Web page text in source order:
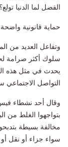
الفصل لما الدنيا
حماية قانونية واضحة
وتفاعل العديد من
سلوك أكثر صرامة
يحدث في مثل هذه
التواصل الاجتماعي
وقال أحد نشطاء
بتواجهوا الغلط من
مخالفة بسيطة
سواء جزاء أو نقل